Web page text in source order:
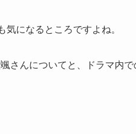
気になるところですよね。
さんについてと、ドラマ内